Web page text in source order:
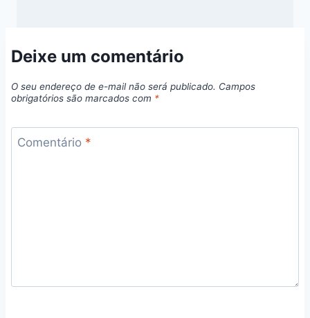
Deixe um comentário
O seu endereço de e-mail não será publicado. Campos
obrigatórios são marcados com *
Comentário *